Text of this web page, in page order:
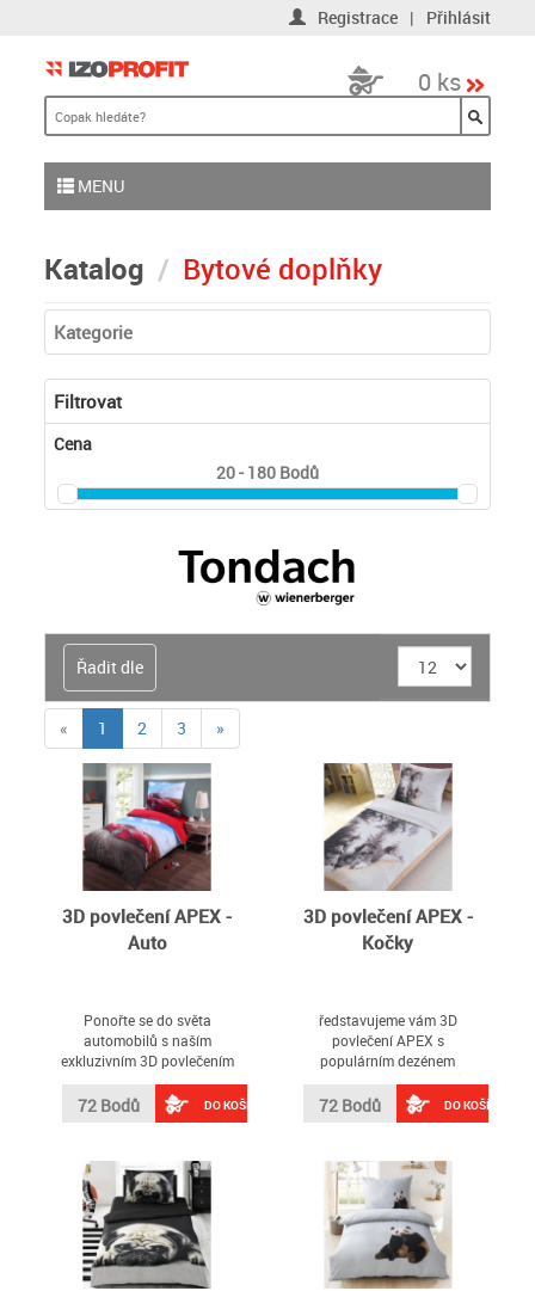
Registrace | Přihlásit
0 ks
MENU
Katalog Bytové doplňky
Kategorie
Filtrovat
Cena
20 - 180 Bodů
Řadit dle
« 1 (current)
2 3 »
3D povlečení APEX -
Auto
Ponořte se do světa
automobilů s naším
exkluzivním 3D povlečením
APEX - Auto
72 Bodů DO KOŠÍKU
3D povlečení APEX -
Kočky
ředstavujeme vám 3D
povlečení APEX s
populárním dezénem
Kočky, které Vás okouzlí
svou kvalitou a
inovativním designem
72 Bodů DO KOŠÍKU